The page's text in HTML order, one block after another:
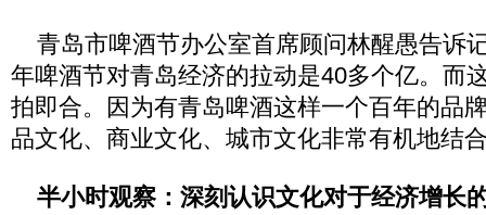
青岛市啤酒节办公室首席顾问林醒愚告诉
年啤酒节对青岛经济的拉动是40多个亿。而
拍即合。因为有青岛啤酒这样一个百年的品
品文化、商业文化、城市文化非常有机地结
半小时观察：深刻认识文化对于经济增长